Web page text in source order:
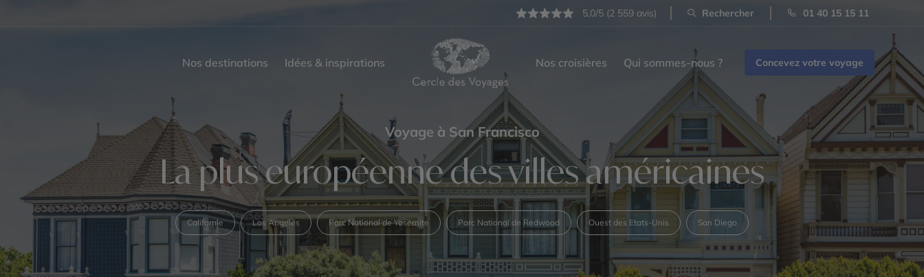
5,0/5 (2 559 avis) Rechercher 01 40 15 15 11
Nos destinations Idées & inspirations Nos croisières Qui sommes-nous ? Concevez votre voyage
Voyage à San Francisco
La plus européenne des villes américaines
Californie Los Angeles Parc National de Yosemite Parc National de Redwood Ouest des Etats-Unis San Diego